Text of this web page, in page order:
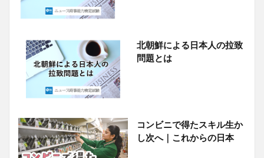
北朝鮮による日本人の拉致
問題とは
コンビニで得たスキル生か
し次へ｜これからの日本